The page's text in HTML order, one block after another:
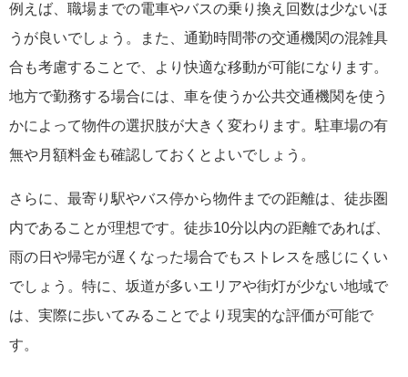
例えば、職場までの電車やバスの乗り換え回数は少ないほ
うが良いでしょう。また、通勤時間帯の交通機関の混雑具
合も考慮することで、より快適な移動が可能になります。
地方で勤務する場合には、車を使うか公共交通機関を使う
かによって物件の選択肢が大きく変わります。駐車場の有
無や月額料金も確認しておくとよいでしょう。
さらに、最寄り駅やバス停から物件までの距離は、徒歩圏
内であることが理想です。徒歩10分以内の距離であれば、
雨の日や帰宅が遅くなった場合でもストレスを感じにくい
でしょう。特に、坂道が多いエリアや街灯が少ない地域で
は、実際に歩いてみることでより現実的な評価が可能で
す。